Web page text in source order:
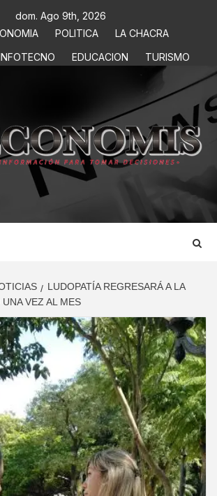
dom. Ago 9th, 2026
POLITICA
LA CHACRA
EDUCACION TURISMO
TOMAR DECISIONES
LUDOPATÍA REGRESARÁ A LA
VEZ AL MES